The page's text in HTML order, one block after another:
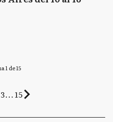
1 de 15
3... 15